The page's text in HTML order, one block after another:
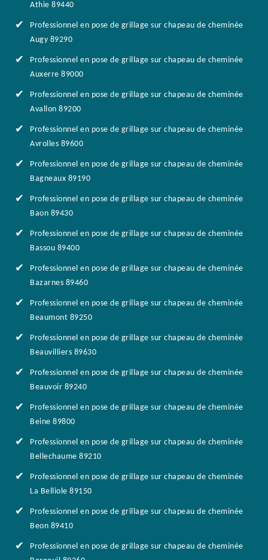
Athie 89440
Professionnel en pose de grillage sur chapeau de cheminée
Augy 89290
Professionnel en pose de grillage sur chapeau de cheminée
Auxerre 89000
Professionnel en pose de grillage sur chapeau de cheminée
Avallon 89200
Professionnel en pose de grillage sur chapeau de cheminée
Avrolles 89600
Professionnel en pose de grillage sur chapeau de cheminée
Bagneaux 89190
Professionnel en pose de grillage sur chapeau de cheminée
Baon 89430
Professionnel en pose de grillage sur chapeau de cheminée
Bassou 89400
Professionnel en pose de grillage sur chapeau de cheminée
Bazarnes 89460
Professionnel en pose de grillage sur chapeau de cheminée
Beaumont 89250
Professionnel en pose de grillage sur chapeau de cheminée
Beauvilliers 89630
Professionnel en pose de grillage sur chapeau de cheminée
Beauvoir 89240
Professionnel en pose de grillage sur chapeau de cheminée
Beine 89800
Professionnel en pose de grillage sur chapeau de cheminée
Bellechaume 89210
Professionnel en pose de grillage sur chapeau de cheminée
La Belliole 89150
Professionnel en pose de grillage sur chapeau de cheminée
Beon 89410
Professionnel en pose de grillage sur chapeau de cheminée